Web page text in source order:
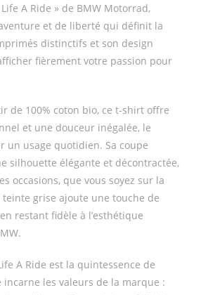
A Ride » de BMW Motorrad,
et de liberté qui définit la
distinctifs et son design
fièrement votre passion pour
de 100% coton bio, ce t-shirt offre
et une douceur inégalée, le
un usage quotidien. Sa coupe
silhouette élégante et décontractée,
occasions, que vous soyez sur la
grise ajoute une touche de
restant fidèle à l’esthétique
A Ride est la quintessence de
incarne les valeurs de la marque :